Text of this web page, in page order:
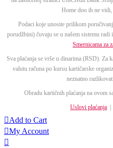
Home doo ih ne vidi,
Podaci koje unosite prilikom
porudžbini) čuvaju se u našem sistemu
Smernicama za
Sva plaćanja se vrše u dinarima (RSD). Za
valutu računa po kursu kartičarske
neznatno
Obradu kartičnih plaćanja na ovom
Uslovi plaćanja |
Add to Cart
My Account
